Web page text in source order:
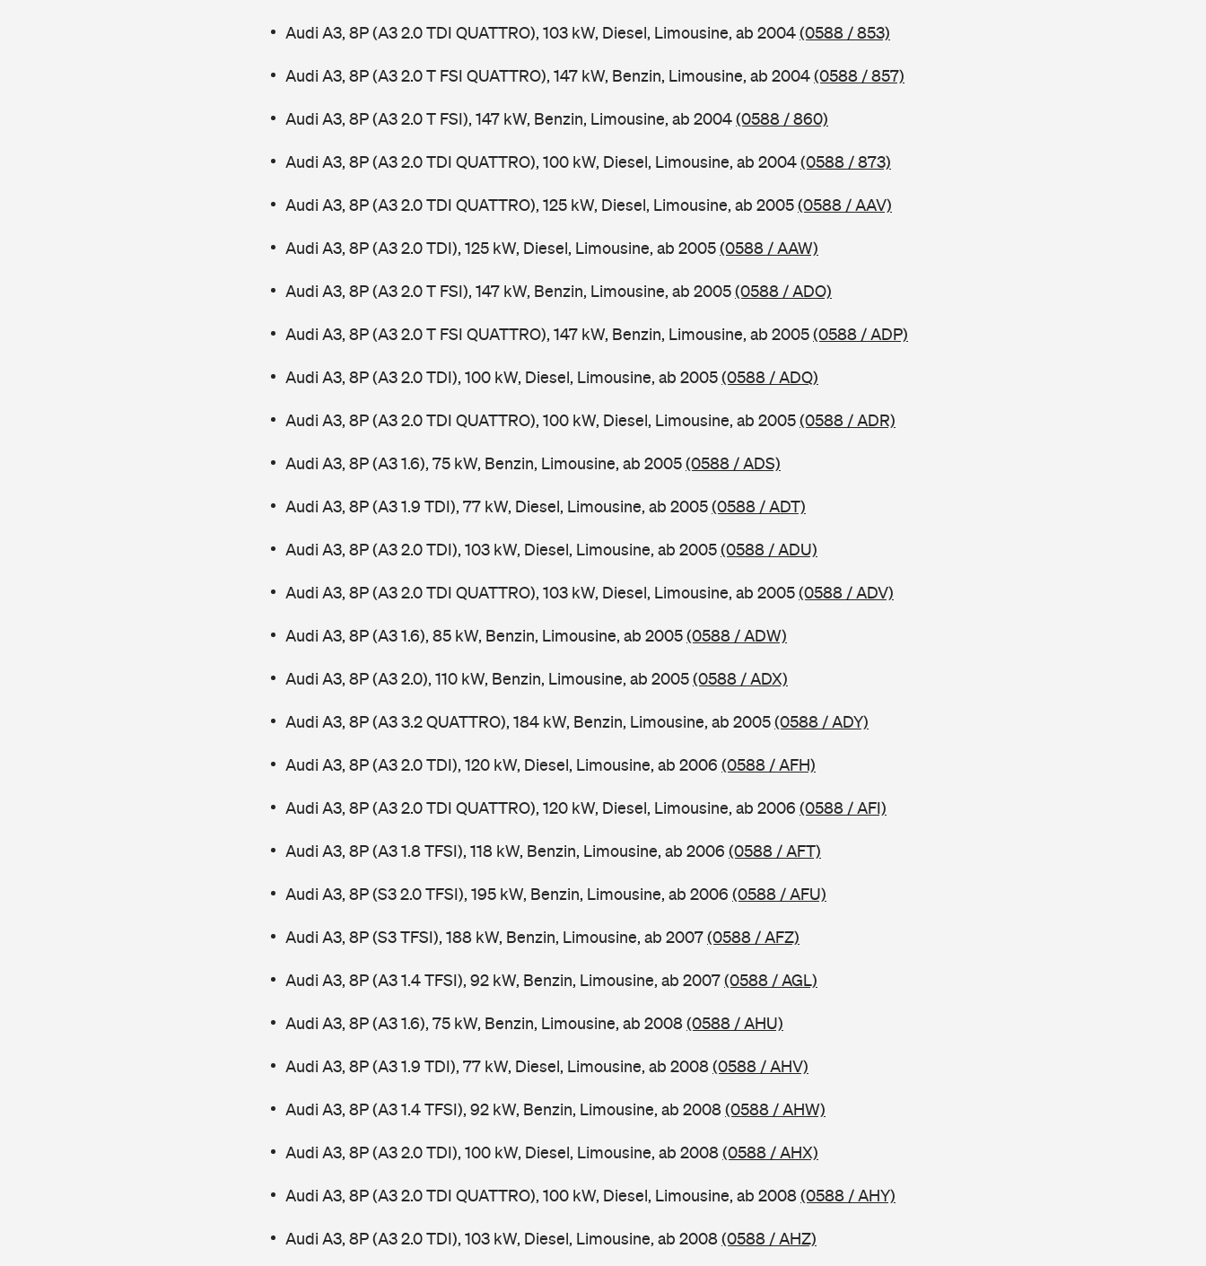
Audi A3, 8P (A3 2.0 TDI QUATTRO), 103 kW, Diesel, Limousine, ab 2004(0588 / 853)
Audi A3, 8P (A3 2.0 T FSI QUATTRO), 147 kW, Benzin, Limousine, ab 2004(0588 / 857)
Audi A3, 8P (A3 2.0 T FSI), 147 kW, Benzin, Limousine, ab 2004(0588 / 860)
Audi A3, 8P (A3 2.0 TDI QUATTRO), 100 kW, Diesel, Limousine, ab 2004(0588 / 873)
Audi A3, 8P (A3 2.0 TDI QUATTRO), 125 kW, Diesel, Limousine, ab 2005(0588 / AAV)
Audi A3, 8P (A3 2.0 TDI), 125 kW, Diesel, Limousine, ab 2005(0588 / AAW)
Audi A3, 8P (A3 2.0 T FSI), 147 kW, Benzin, Limousine, ab 2005(0588 / ADO)
Audi A3, 8P (A3 2.0 T FSI QUATTRO), 147 kW, Benzin, Limousine, ab 2005(0588 / ADP)
Audi A3, 8P (A3 2.0 TDI), 100 kW, Diesel, Limousine, ab 2005(0588 / ADQ)
Audi A3, 8P (A3 2.0 TDI QUATTRO), 100 kW, Diesel, Limousine, ab 2005(0588 / ADR)
Audi A3, 8P (A3 1.6), 75 kW, Benzin, Limousine, ab 2005(0588 / ADS)
Audi A3, 8P (A3 1.9 TDI), 77 kW, Diesel, Limousine, ab 2005(0588 / ADT)
Audi A3, 8P (A3 2.0 TDI), 103 kW, Diesel, Limousine, ab 2005(0588 / ADU)
Audi A3, 8P (A3 2.0 TDI QUATTRO), 103 kW, Diesel, Limousine, ab 2005(0588 / ADV)
Audi A3, 8P (A3 1.6), 85 kW, Benzin, Limousine, ab 2005(0588 / ADW)
Audi A3, 8P (A3 2.0), 110 kW, Benzin, Limousine, ab 2005(0588 / ADX)
Audi A3, 8P (A3 3.2 QUATTRO), 184 kW, Benzin, Limousine, ab 2005(0588 / ADY)
Audi A3, 8P (A3 2.0 TDI), 120 kW, Diesel, Limousine, ab 2006 (0588 / AFH)
Audi A3, 8P (A3 2.0 TDI QUATTRO), 120 kW, Diesel, Limousine, ab 2006 (0588 / AFI)
Audi A3, 8P (A3 1.8 TFSI), 118 kW, Benzin, Limousine, ab 2006 (0588 / AFT)
Audi A3, 8P (S3 2.0 TFSI), 195 kW, Benzin, Limousine, ab 2006 (0588 / AFU)
Audi A3, 8P (S3 TFSI), 188 kW, Benzin, Limousine, ab 2007(0588 / AFZ)
Audi A3, 8P (A3 1.4 TFSI), 92 kW, Benzin, Limousine, ab 2007(0588 / AGL)
Audi A3, 8P (A3 1.6), 75 kW, Benzin, Limousine, ab 2008(0588 / AHU)
Audi A3, 8P (A3 1.9 TDI), 77 kW, Diesel, Limousine, ab 2008(0588 / AHV)
Audi A3, 8P (A3 1.4 TFSI), 92 kW, Benzin, Limousine, ab 2008(0588 / AHW)
Audi A3, 8P (A3 2.0 TDI), 100 kW, Diesel, Limousine, ab 2008(0588 / AHX)
Audi A3, 8P (A3 2.0 TDI QUATTRO), 100 kW, Diesel, Limousine, ab 2008(0588 / AHY)
Audi A3, 8P (A3 2.0 TDI), 103 kW, Diesel, Limousine, ab 2008(0588 / AHZ)